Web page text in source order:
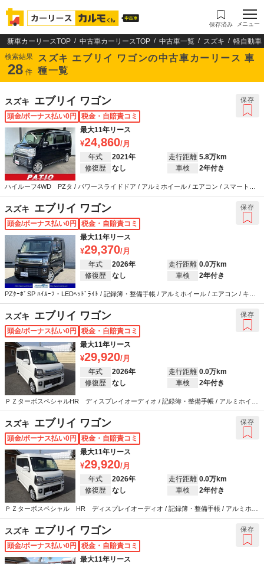
保存済み メニュー
新車カーリースTOP 中古車カーリースTOP 中古車一覧 スズキ
軽自動車
検索結果
28 件
スズキ エブリイ ワゴンの中古車カーリース 車
種一覧
スズキ エブリイ ワゴン
頭金/ボーナス払い0円
税金・自賠責コミ
最大11年リース
24,860
年式 2021年 走行距離 5.8万km
修復歴
なし 車検 2年付き
ハイルーフ4WD PZタ / パワースライドドア / アルミホイール / エアコン / スマートキ
ー / キーレス / ETC / 衝突被害軽減システム / ABS / エアバッグ / パワーステアリング /
パワーウインドウ / LEDヘッドライト
保存
スズキ エブリイ ワゴン
頭金/ボーナス払い0円
税金・自賠責コミ
最大11年リース
29,370
年式 2026年 走行距離 0.0万km
修復歴
なし 車検 2年付き
PZﾀｰﾎﾞSP ﾊｲﾙｰﾌ・LEDﾍｯﾄﾞﾗｲﾄ / 記録簿・整備手帳 / アルミホイール / エアコン / キー
レス / ABS / エアバッグ / パワーステアリング / パワーウインドウ
保存
スズキ エブリイ ワゴン
頭金/ボーナス払い0円
税金・自賠責コミ
最大11年リース
29,920
年式 2026年 走行距離 0.0万km
修復歴
なし 車検 2年付き
ＰＺターボスペシャルHR ディスプレイオーディオ / 記録簿・整備手帳 / アルミホイー
ル / エアコン / キーレス / ABS / エアバッグ / パワーステアリング / パワーウインドウ
保存
スズキ エブリイ ワゴン
頭金/ボーナス払い0円
税金・自賠責コミ
最大11年リース
29,920
年式 2026年 走行距離 0.0万km
修復歴
なし 車検 2年付き
ＰＺターボスペシャル HR ディスプレイオーディオ / 記録簿・整備手帳 / アルミホイ
ール / エアコン / キーレス / ABS / エアバッグ / パワーステアリング / パワーウインドウ
保存
スズキ エブリイ ワゴン
頭金/ボーナス払い0円
税金・自賠責コミ
最大11年リース
保存